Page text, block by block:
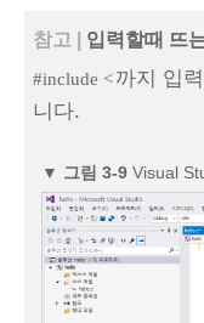
참고 |
입력할때 뜨
#include <까지 입
니다.
▼ 그림 3‑9 Visual